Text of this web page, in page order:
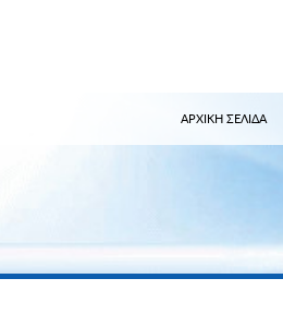
ΑΡΧΙΚΗ ΣΕΛΙΔΑ